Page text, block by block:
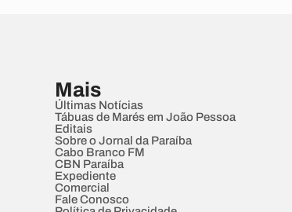
Mais
Últimas Notícias
Tábuas de Marés em João Pessoa
Editais
Sobre o Jornal da Paraíba
Cabo Branco FM
CBN Paraíba
Expediente
Comercial
Fale Conosco